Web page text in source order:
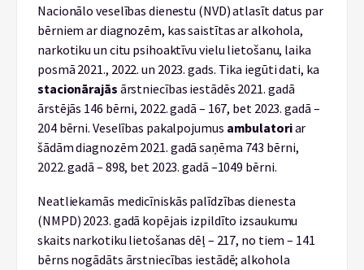
Nacionālo veselības dienestu (NVD) atlasīt datus par
bērniem ar diagnozēm, kas saistītas ar alkohola,
narkotiku un citu psihoaktīvu vielu lietošanu, laika
posmā 2021., 2022. un 2023. gads. Tika iegūti dati, ka
stacionārajās ārstniecības iestādēs 2021. gadā
ārstējās 146 bērni, 2022. gadā – 167, bet 2023. gadā –
204 bērni. Veselības pakalpojumus ambulatoriar
šādām diagnozēm 2021. gadā saņēma 743 bērni,
2022. gadā – 898, bet 2023. gadā –1049 bērni.
Neatliekamās medicīniskās palīdzības dienesta
(NMPD) 2023. gadā kopējais izpildīto izsaukumu
skaits narkotiku lietošanas dēļ – 217, no tiem – 141
bērns nogādāts ārstniecības iestādē; alkohola